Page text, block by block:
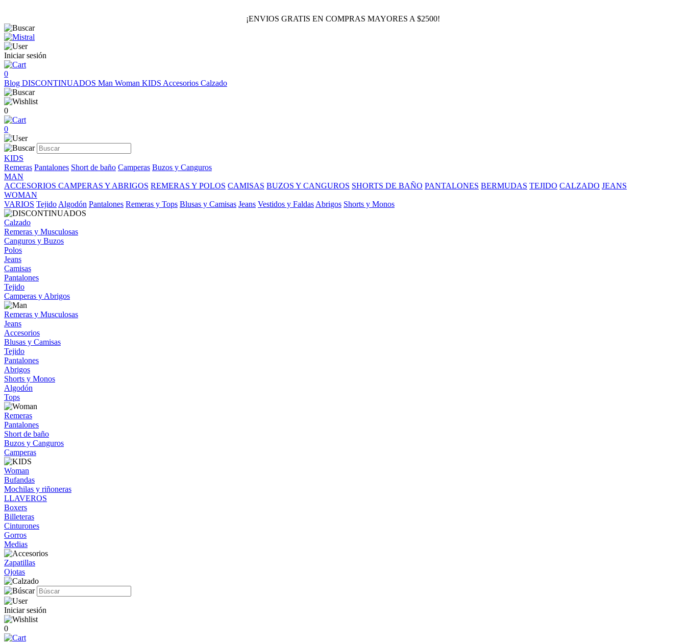
¡ENVIOS GRATIS EN COMPRAS MAYORES A $2500!
Iniciar sesión
0
Blog DISCONTINUADOS Man Woman KIDS Accesorios Calzado
0
0
KIDS
Remeras Pantalones Short de baño Camperas Buzos y Canguros
MAN
ACCESORIOS CAMPERAS Y ABRIGOS REMERAS Y POLOS CAMISAS BUZOS Y CANGUROS SHORTS DE BAÑO PANTALONES BERMUDAS TEJIDO CALZADO JEANS
WOMAN
VARIOS Tejido Algodón Pantalones Remeras y Tops Blusas y Camisas Jeans Vestidos y Faldas Abrigos Shorts y Monos
Calzado
Remeras y Musculosas
Canguros y Buzos
Polos
Jeans
Camisas
Pantalones
Tejido
Camperas y Abrigos
Remeras y Musculosas
Jeans
Accesorios
Blusas y Camisas
Tejido
Pantalones
Abrigos
Shorts y Monos
Algodón
Tops
Remeras
Pantalones
Short de baño
Buzos y Canguros
Camperas
Woman
Bufandas
Mochilas y riñoneras
LLAVEROS
Boxers
Billeteras
Cinturones
Gorros
Medias
Zapatillas
Ojotas
Iniciar sesión
0